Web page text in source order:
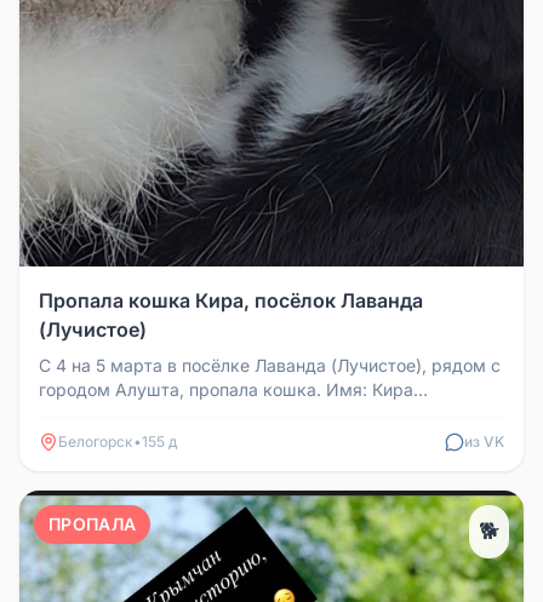
Пропала кошка Кира, посёлок Лаванда
(Лучистое)
С 4 на 5 марта в посёлке Лаванда (Лучистое), рядом с
городом Алушта, пропала кошка. Имя: Кира
Белогорск•155 д из VK
ПРОПАЛА 🐕